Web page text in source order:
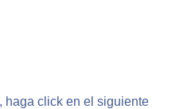
haga click en el siguiente